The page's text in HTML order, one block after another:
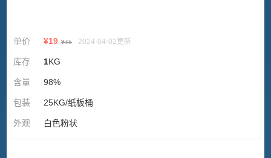
单价 ¥19 ¥45 2024-04-02更新
库存 1KG
含量 98%
包装 25KG/纸板桶
外观 白色粉状